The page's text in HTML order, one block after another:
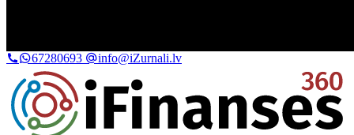
67280693 info@iZurnali.lv